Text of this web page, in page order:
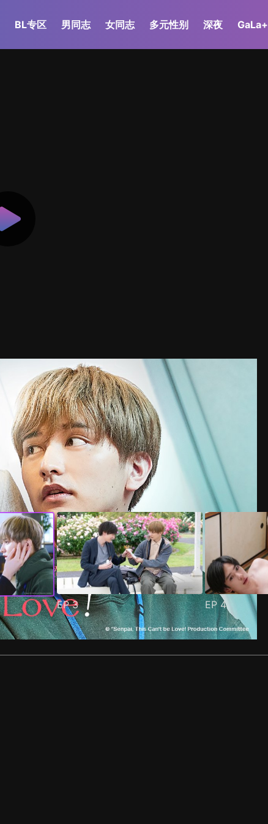
BL专区 男同志 女同志 多元性别 深夜 GaLa+
EP3 EP4